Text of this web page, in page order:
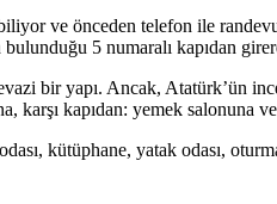
ve önceden telefon ile
bulunduğu 5 numaralı kapıdan
bir yapı. Ancak, Atatürk’ün
karşı kapıdan: yemek
kütüphane, yatak odası,